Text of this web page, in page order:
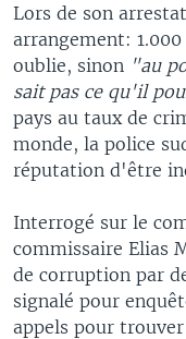
Lors de son
arrangement:
oublie, sinon "au
sait pas ce qu'il
pays au taux de
monde, la police
réputation d'être
Interrogé sur le
commissaire Elias
de corruption par
signalé pour
appels pour